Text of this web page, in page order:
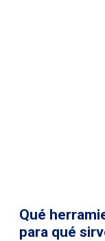
Qué
para qué